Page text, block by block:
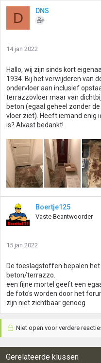
D DNS
14 jan 2022
Hallo, wij zijn sinds kort
1934. Bij het verwijderen van
ondervloer aan inclusief
terrazzovloer maar van
beton (egaal geheel zonder
vloer ziet). Heeft iemand enig
is? Alvast bedankt!
Boertje125
Vaste Beantwoorder
15 jan 2022
De toeslagstoffen bepalen
beton/terrazzo.
een fijne mortel geeft een
de foto's worden door het
zijn niet zichtbaar genoeg
Niet open voor verdere
Gerelateerde klussen